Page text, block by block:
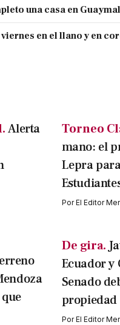
una casa en
en el llano y en
Alerta
Torneo
mano: el
Lepra
PorEl Editor
De gira.
Ecuador y
Senado
PorEl Editor